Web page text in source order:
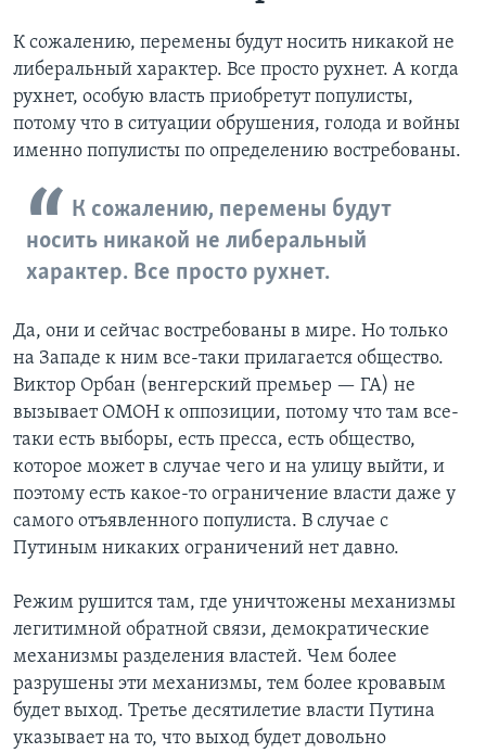
К сожалению, перемены будут носить никакой не
либеральный характер. Все просто рухнет. А когда
рухнет, особую власть приобретут популисты,
потому что в ситуации обрушения, голода и войны
именно популисты по определению востребованы.
К сожалению, перемены будут
носить никакой не либеральный
характер. Все просто рухнет.
Да, они и сейчас востребованы в мире. Но только
на Западе к ним все-таки прилагается общество.
Виктор Орбан (венгерский премьер — ГА) не
вызывает ОМОН к оппозиции, потому что там все-
таки есть выборы, есть пресса, есть общество,
которое может в случае чего и на улицу выйти, и
поэтому есть какое-то ограничение власти даже у
самого отъявленного популиста. В случае с
Путиным никаких ограничений нет давно.
Режим рушится там, где уничтожены механизмы
легитимной обратной связи, демократические
механизмы разделения властей. Чем более
разрушены эти механизмы, тем более кровавым
будет выход. Третье десятилетие власти Путина
указывает на то, что выход будет довольно